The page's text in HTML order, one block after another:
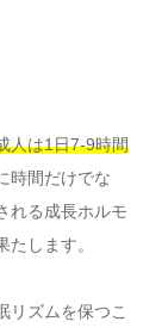
人は1日7-9時間
時間だけでな
れる成長ホルモ
します。
リズムを保つこ